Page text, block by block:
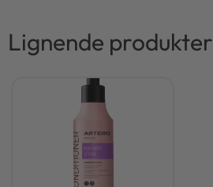
Lignende produkter